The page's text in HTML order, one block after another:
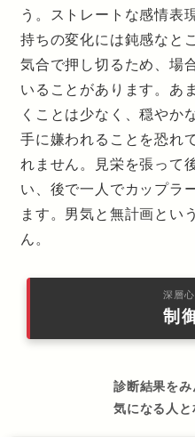
う。ストレートな感情表
持ちの変化には鈍感なと
気合で押し切るため、場
いることがあります。あ
くことは少なく、穏やか
手に嫌われることを恐れ
れません。見栄を張って
い、後で一人でカップラ
ます。男気と無計画とい
ん。
深層
制
診断結果を
気になる人